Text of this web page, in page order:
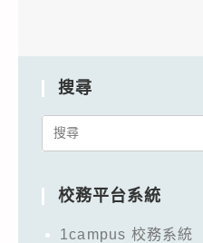
搜尋
Search
校務平台系統
1campus 校務系統